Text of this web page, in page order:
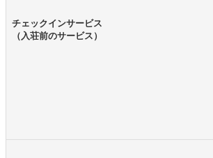
チェックインサービス
（入荘前のサービス）